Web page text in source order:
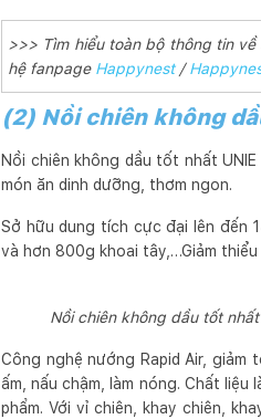
>>> Tìm hiểu toàn bộ thông tin
hệ fanpage Happynest/
(2) Nồi chiên không
Nồi chiên không dầu tốt nhất
món ăn dinh dưỡng, thơm ngon.
Sở hữu dung tích cực đại lên đến
và hơn 800g khoai tây,…Giảm
Nồi chiên không dầu tốt
Công nghệ nướng Rapid Air,
ấm, nấu chậm, làm nóng. Chất
phẩm. Với vỉ chiên, khay chiên,